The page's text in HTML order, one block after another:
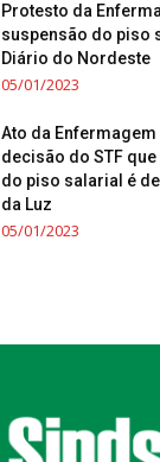
Protesto da
suspensão do piso
Diário do Nordeste
05/01/2023
Ato da
decisão do STF
do piso salarial é
da Luz
05/01/2023